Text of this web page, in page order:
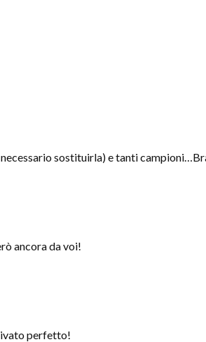
sostituirla) e tanti
ancora da voi!
perfetto!